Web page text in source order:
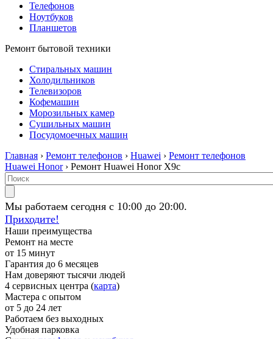
Телефонов
Ноутбуков
Планшетов
Ремонт бытовой техники
Стиральных машин
Холодильников
Телевизоров
Кофемашин
Морозильных камер
Сушильных машин
Посудомоечных машин
Главная › Ремонт телефонов › Huawei › Ремонт телефонов
Huawei Honor› Ремонт Huawei Honor X9c
Мы работаем сегодня с 10:00 до 20:00.
Приходите!
Наши преимущества
Ремонт на месте
от 15 минут
Гарантия до 6 месяцев
Нам доверяют тысячи людей
4 сервисных центра (карта)
Мастера с опытом
от 5 до 24 лет
Работаем без выходных
Удобная парковка